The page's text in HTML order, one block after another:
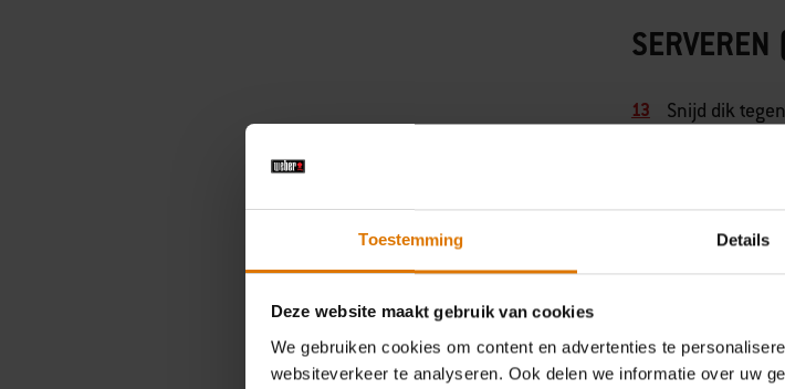
Toestemming Details
Deze website maakt gebruik van cookies
We gebruiken cookies om content en advertenties te
websiteverkeer te analyseren. Ook delen we informatie over uw
Snijd dik
Kruiden